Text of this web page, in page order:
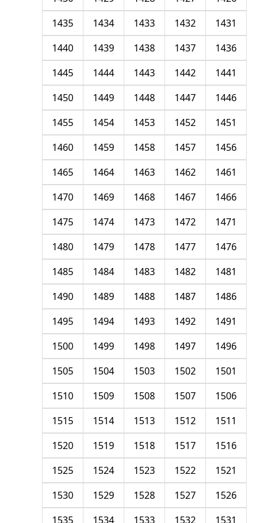
1431
1432
1433
1434
1435
1436
1437
1438
1439
1440
1441
1442
1443
1444
1445
1446
1447
1448
1449
1450
1451
1452
1453
1454
1455
1456
1457
1458
1459
1460
1461
1462
1463
1464
1465
1466
1467
1468
1469
1470
1471
1472
1473
1474
1475
1476
1477
1478
1479
1480
1481
1482
1483
1484
1485
1486
1487
1488
1489
1490
1491
1492
1493
1494
1495
1496
1497
1498
1499
1500
1501
1502
1503
1504
1505
1506
1507
1508
1509
1510
1511
1512
1513
1514
1515
1516
1517
1518
1519
1520
1521
1522
1523
1524
1525
1526
1527
1528
1529
1530
1531
1532
1533
1534
1535